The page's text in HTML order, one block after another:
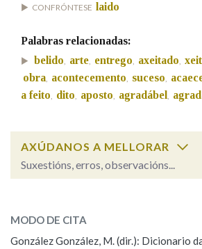
Contén
BUSCAR NO CONTIDO
Nos exemplos
Na fraseoloxía
CONFRÓNTESE laido
Palabras relacionadas:
belido, arte, entrego, axeitado,
obra, acontecemento, suceso,
a feito, dito, aposto, agradábel,
AXÚDANOS A MELLORAR
Suxestións, erros, observacións...
ESCOLLE UNHA OPCIÓN:
MODO DE CITA
González González, M. (dir.): Dicionario